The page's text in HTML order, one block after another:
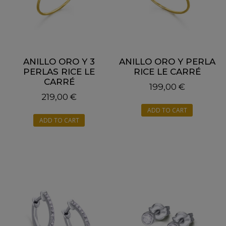
ANILLO ORO Y 3
PERLAS RICE LE
CARRÉ
219,00 €
ADD TO CART
ANILLO ORO Y PERLA
RICE LE CARRÉ
199,00 €
ADD TO CART